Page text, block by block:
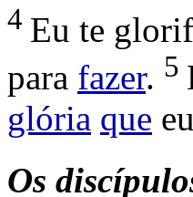
4 Eu te
para fazer. 5
glória que eu
Os